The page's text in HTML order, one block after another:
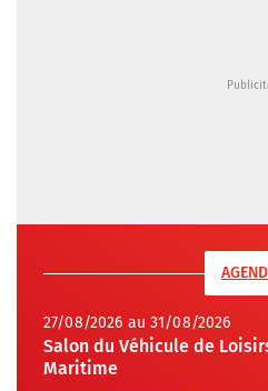
27/08/2026 au 31/08/2026
Salon du Véhicule de
Maritime